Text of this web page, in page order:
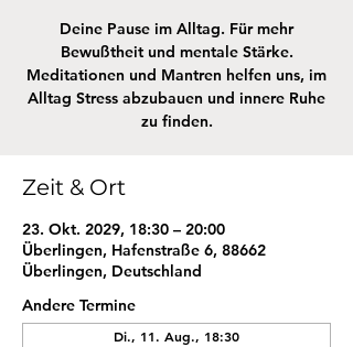
Deine Pause im Alltag. Für mehr
Bewußtheit und mentale Stärke.
Meditationen und Mantren helfen uns, im
Alltag Stress abzubauen und innere Ruhe
zu finden.
Zeit & Ort
23. Okt. 2029, 18:30 – 20:00
Überlingen, Hafenstraße 6, 88662
Überlingen, Deutschland
Andere Termine
Di., 11. Aug., 18:30